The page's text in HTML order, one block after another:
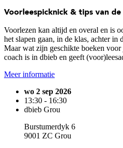
Voorleespicknick & tips van
Voorlezen kan altijd en overal en is
het slapen gaan, in de klas, achter in
Maar wat zijn geschikte boeken
coach is in dbieb en geeft
Meer informatie
wo 2 sep 2026
13:30 - 16:30
dbieb Grou
Burstumerdyk 6
9001 ZC Grou